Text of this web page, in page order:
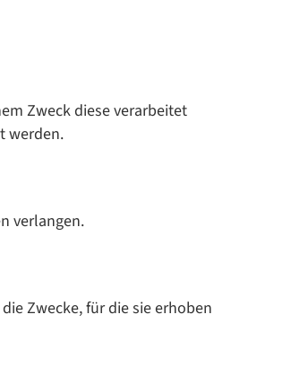
Zweck diese verarbeitet
werden.
verlangen.
Zwecke, für die sie erhoben